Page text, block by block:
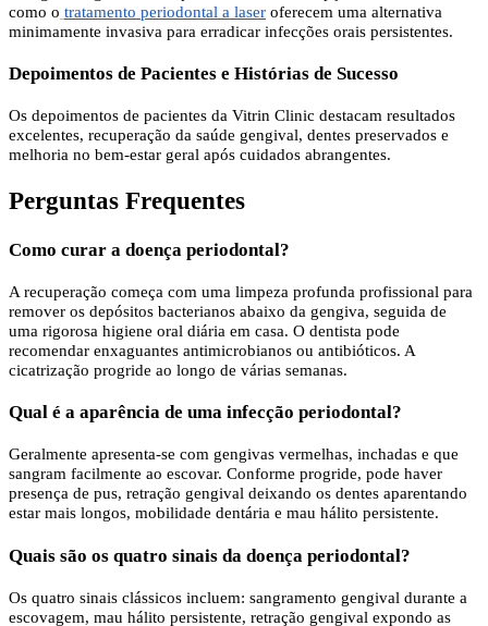
como o tratamento periodontal a laser oferecem uma alternativa
minimamente invasiva para erradicar infecções orais persistentes.
Depoimentos de Pacientes e Histórias de Sucesso
Os depoimentos de pacientes da Vitrin Clinic destacam resultados
excelentes, recuperação da saúde gengival, dentes preservados e
melhoria no bem-estar geral após cuidados abrangentes.
Perguntas Frequentes
Como curar a doença periodontal?
A recuperação começa com uma limpeza profunda profissional para
remover os depósitos bacterianos abaixo da gengiva, seguida de
uma rigorosa higiene oral diária em casa. O dentista pode
recomendar enxaguantes antimicrobianos ou antibióticos. A
cicatrização progride ao longo de várias semanas.
Qual é a aparência de uma infecção periodontal?
Geralmente apresenta-se com gengivas vermelhas, inchadas e que
sangram facilmente ao escovar. Conforme progride, pode haver
presença de pus, retração gengival deixando os dentes aparentando
estar mais longos, mobilidade dentária e mau hálito persistente.
Quais são os quatro sinais da doença periodontal?
Os quatro sinais clássicos incluem: sangramento gengival durante a
escovagem, mau hálito persistente, retração gengival expondo as